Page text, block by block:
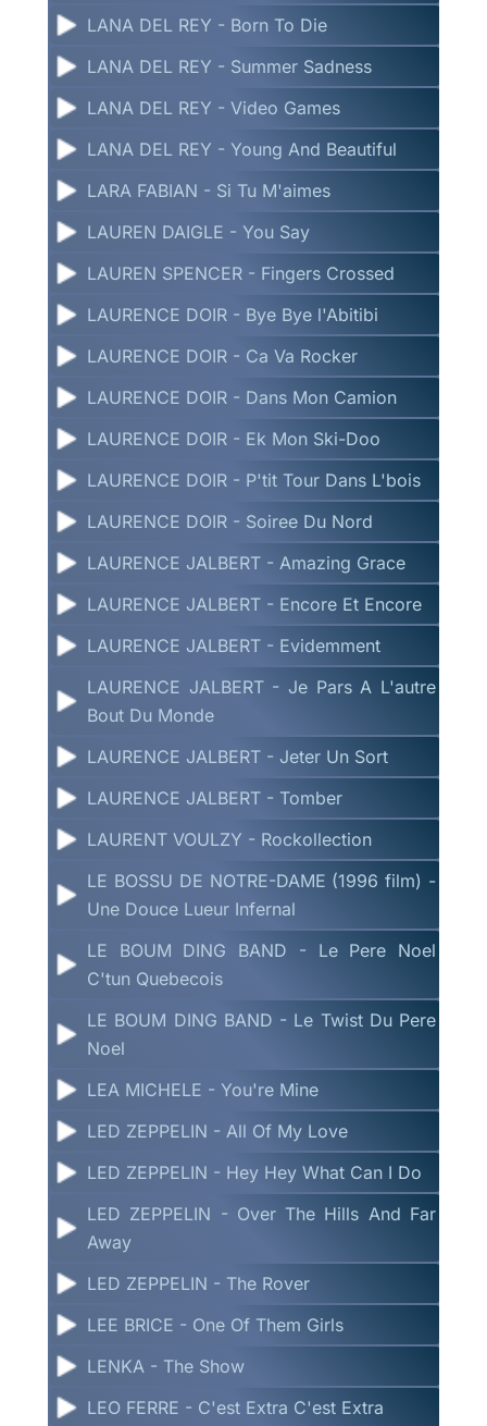
LANA DEL REY - Born To Die
LANA DEL REY - Summer Sadness
LANA DEL REY - Video Games
LANA DEL REY - Young And Beautiful
LARA FABIAN - Si Tu M'aimes
LAUREN DAIGLE - You Say
LAUREN SPENCER - Fingers Crossed
LAURENCE DOIR - Bye Bye l'Abitibi
LAURENCE DOIR - Ca Va Rocker
LAURENCE DOIR - Dans Mon Camion
LAURENCE DOIR - Ek Mon Ski-Doo
LAURENCE DOIR - P'tit Tour Dans L'bois
LAURENCE DOIR - Soiree Du Nord
LAURENCE JALBERT - Amazing Grace
LAURENCE JALBERT - Encore Et Encore
LAURENCE JALBERT - Evidemment
LAURENCE JALBERT - Je Pars A L'autre
Bout Du Monde
LAURENCE JALBERT - Jeter Un Sort
LAURENCE JALBERT - Tomber
LAURENT VOULZY - Rockollection
LE BOSSU DE NOTRE-DAME (1996 film) -
Une Douce Lueur Infernal
LE BOUM DING BAND - Le Pere Noel
C'tun Quebecois
LE BOUM DING BAND - Le Twist Du Pere
Noel
LEA MICHELE - You're Mine
LED ZEPPELIN - All Of My Love
LED ZEPPELIN - Hey Hey What Can I Do
LED ZEPPELIN - Over The Hills And Far
Away
LED ZEPPELIN - The Rover
LEE BRICE - One Of Them Girls
LENKA - The Show
LEO FERRE - C'est Extra C'est Extra